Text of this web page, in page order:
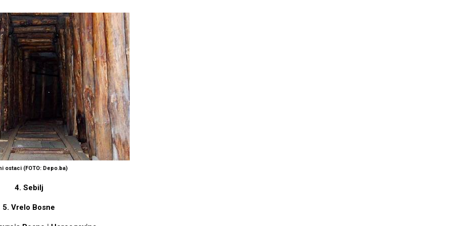
ostaci (FOTO: Depo.ba)
4. Sebilj
5. Vrelo Bosne